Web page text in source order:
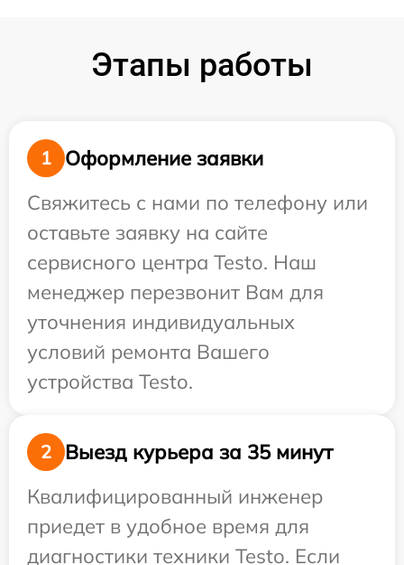
Этапы работы
1
Оформление заявки
Свяжитесь с нами по телефону или
оставьте заявку на сайте
сервисного центра Testo. Наш
менеджер перезвонит Вам для
уточнения индивидуальных
условий ремонта Вашего
устройства Testo.
2
Выезд курьера за 35 минут
Квалифицированный инженер
приедет в удобное время для
диагностики техники Testo. Если